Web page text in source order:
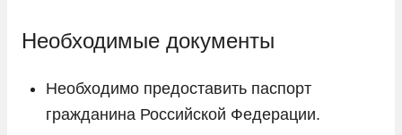
Необходимые документы
Необходимо предоставить паспорт
гражданина Российской Федерации.